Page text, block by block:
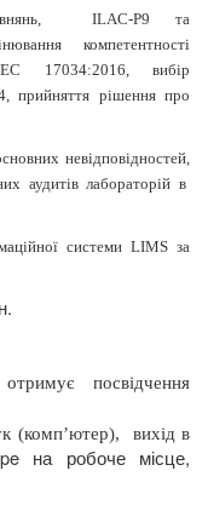
ILAC-Р9 та
компетентності
17034:2016, вибір
прийняття рішення про
невідповідностей,
аудитів лабораторій в
системи LIMS за
посвідчення
(комп’ютер),
вихід в
на робоче місце,